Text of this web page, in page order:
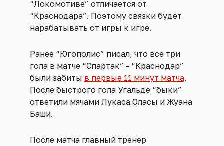
“Локомотиве” отличается от
“Краснодара”. Поэтому связки будет
нарабатывать от игры к игре.
Ранее “Югополис” писал, что все три
гола в матче “Спартак” - “Краснодар”
были забиты в первые 11 минут матча.
После быстрого гола Угальде “быки”
ответили мячами Лукаса Оласы и Жуана
Баши.
После матча главный тренер